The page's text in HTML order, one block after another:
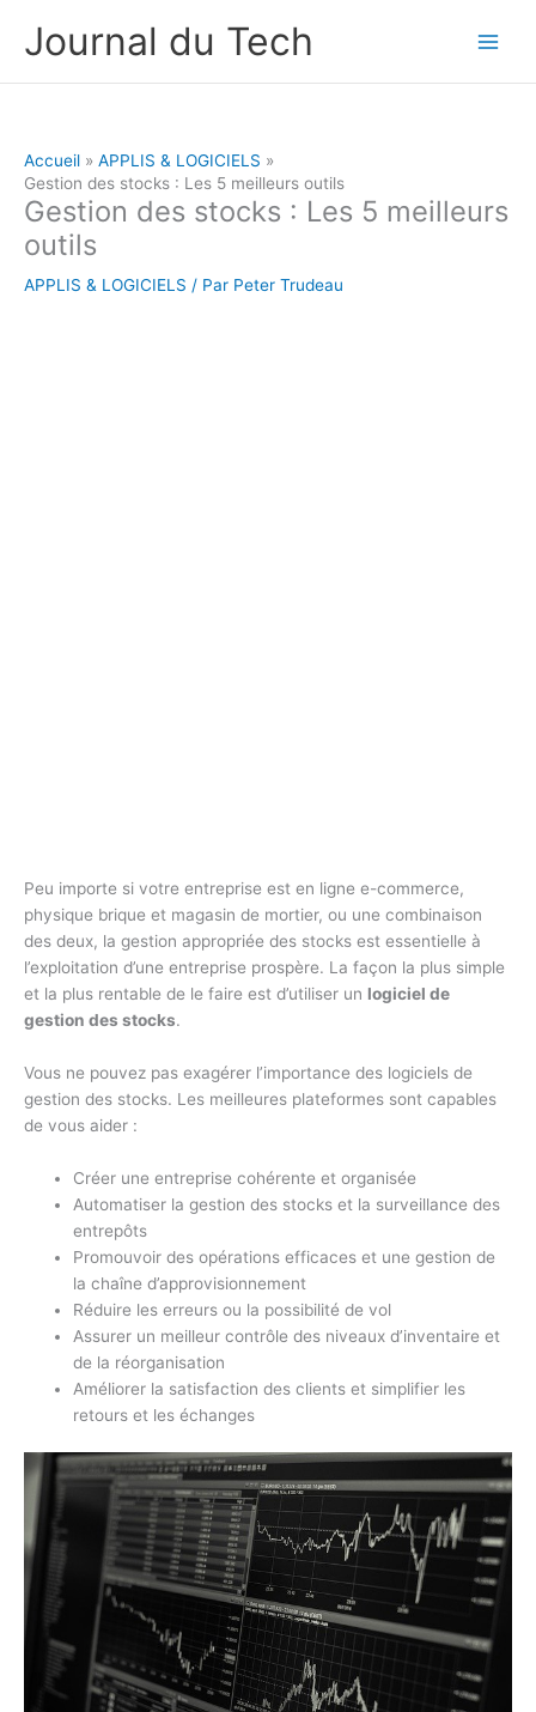
Journal du Tech
Accueil
APPLIS & LOGICIELS
Gestion des stocks : Les 5 meilleurs outils
Gestion des stocks : Les 5 meilleurs
outils
APPLIS & LOGICIELS / Par Peter Trudeau
Peu importe si votre entreprise est en ligne e-commerce,
physique brique et magasin de mortier, ou une combinaison
des deux, la gestion appropriée des stocks est essentielle à
l’exploitation d’une entreprise prospère. La façon la plus simple
et la plus rentable de le faire est d’utiliser un logiciel de
gestion des stocks.
Vous ne pouvez pas exagérer l’importance des logiciels de
gestion des stocks. Les meilleures plateformes sont capables
de vous aider :
Créer une entreprise cohérente et organisée
Automatiser la gestion des stocks et la surveillance des
entrepôts
Promouvoir des opérations efficaces et une gestion de
la chaîne d’approvisionnement
Réduire les erreurs ou la possibilité de vol
Assurer un meilleur contrôle des niveaux d’inventaire et
de la réorganisation
Améliorer la satisfaction des clients et simplifier les
retours et les échanges